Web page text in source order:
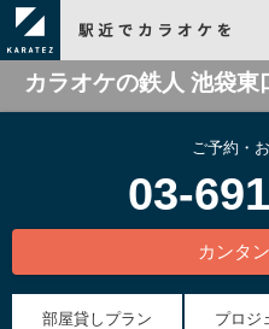
カラオケの鉄人 池袋東
ご予約・
03-
カンタ
部屋貸しプラン プロジ